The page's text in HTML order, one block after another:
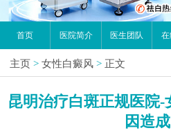
首页 医院简介 医生团队 在
主页 > 女性白癜风 > 正文
昆明治疗白斑正规医院
因造